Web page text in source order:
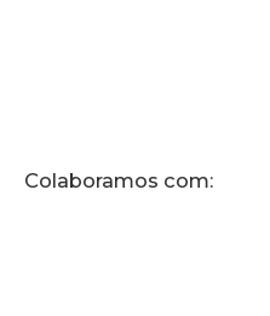
Colaboramos com: